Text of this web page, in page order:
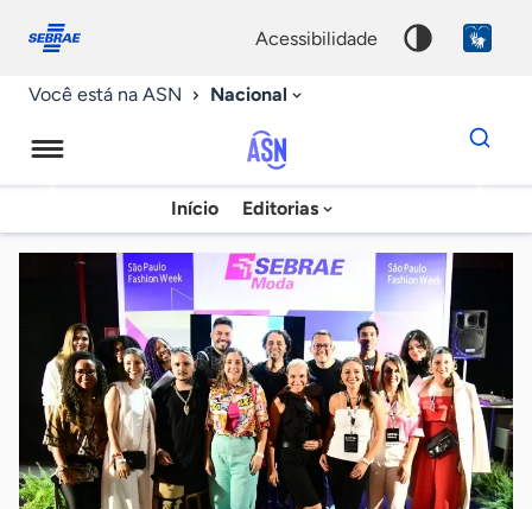
conosco
acessibilidade
Você está na ASN Nacional
Agência
Sebrae
de
Notícias
Início Editorias
Dados
para
chave